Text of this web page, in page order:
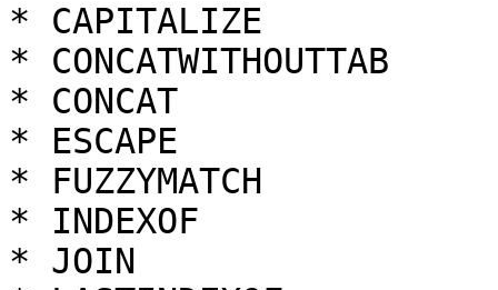
* CAPITALIZE
* CONCATWITHOUTTAB
* CONCAT
* ESCAPE
* FUZZYMATCH
* INDEXOF
* JOIN